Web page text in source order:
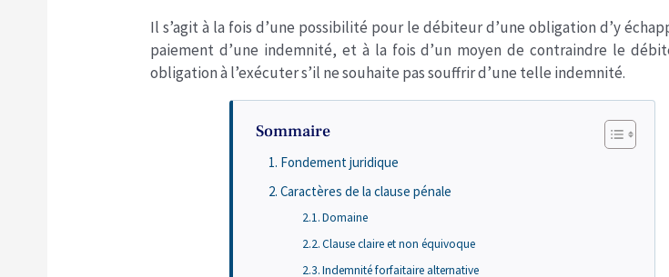
Il s’agit à la fois d’une possibilité pour le débiteur d’une obligation d’y
paiement d’une indemnité, et à la fois d’un moyen de contraindre le
obligation à l’exécuter s’il ne souhaite pas souffrir d’une telle indemnité.
Sommaire
Fondement juridique
Caractères de la clause pénale
Domaine
Clause claire et non équivoque
Indemnité forfaitaire alternative